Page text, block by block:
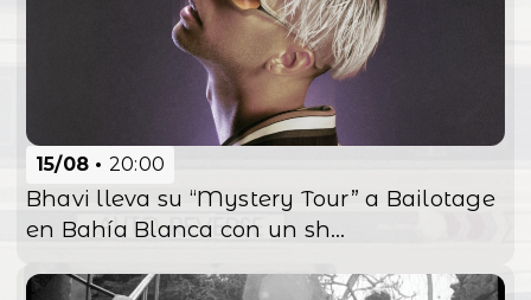
15/08 20:00
Bhavi lleva su “Mystery Tour” a Bailotage
en Bahía Blanca con un sh...